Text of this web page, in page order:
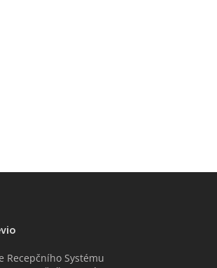
Recepčního Systému